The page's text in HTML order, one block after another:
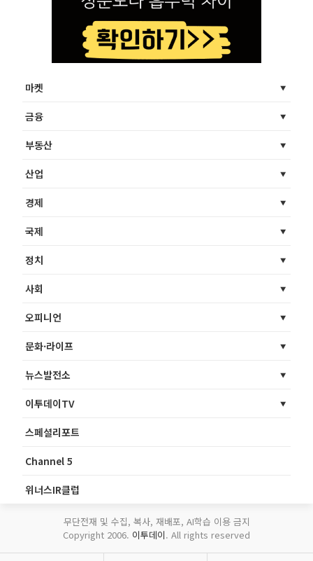
마켓
금융
부동산
산업
경제
국제
정치
사회
오피니언
문화·라이프
뉴스발전소
이투데이TV
스페셜리포트
Channel 5
위너스IR클럽
무단전재 및 수집, 복사, 재배포, AI학습 이용 금지
Copyright 2006. 이투데이. All rights reserved